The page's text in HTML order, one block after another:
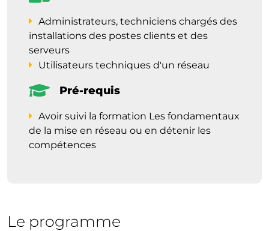
Administrateurs, techniciens chargés des
installations des postes clients et des
serveurs
Utilisateurs techniques d'un réseau
Pré-requis
Avoir suivi la formation Les fondamentaux
de la mise en réseau ou en détenir les
compétences
Le programme